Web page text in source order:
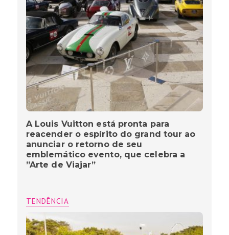
A Louis Vuitton está pronta para
reacender o espírito do grand tour ao
anunciar o retorno de seu
emblemático evento, que celebra a
”Arte de Viajar”
TENDÊNCIA